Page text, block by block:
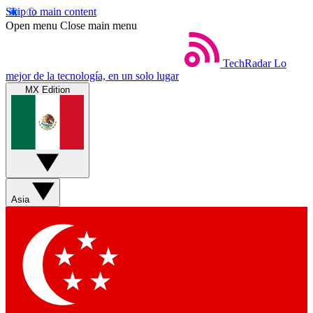
Skip to main content
Open menu Close main menu
TechRadar Lo
mejor de la tecnología, en un solo lugar
MX Edition
Asia